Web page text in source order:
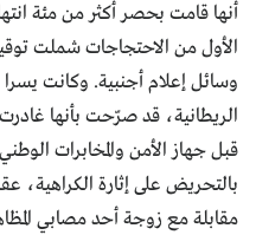
أنها قامت بحصر أكثر من مئة
الأول من الاحتجاجات شملت
وسائل إعلام أجنبية. وكانت
الريطانية، قد صرّحت بأنها
قبل جهاز الأمن والمخابرات
بالتحريض على إثارة الكراهية،
مقابلة مع زوجة أحد مصابي